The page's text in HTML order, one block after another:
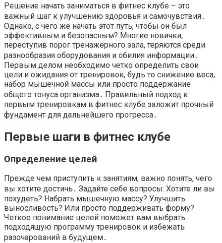
Решение начать заниматься в фитнес клубе – это
важный шаг к улучшению здоровья и самочувствия․
Однако, с чего же начать этот путь, чтобы он был
эффективным и безопасным? Многие новички,
переступив порог тренажерного зала, теряются среди
разнообразия оборудования и обилия информации․
Первым делом необходимо четко определить свои
цели и ожидания от тренировок, будь то снижение веса,
набор мышечной массы или просто поддержание
общего тонуса организма․ Правильный подход к
первым тренировкам в фитнес клубе заложит прочный
фундамент для дальнейшего прогресса․
Первые шаги в фитнес клубе
Определение целей
Прежде чем приступить к занятиям, важно понять, чего
вы хотите достичь․ Задайте себе вопросы: Хотите ли вы
похудеть? Набрать мышечную массу? Улучшить
выносливость? Или просто поддерживать форму?
Четкое понимание целей поможет вам выбрать
подходящую программу тренировок и избежать
разочарований в будущем․